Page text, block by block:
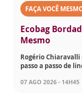
FAÇA VOCÊ
Ecobag
Mesmo
Rogério
passo a passo de
07 AGO 2026 - 14H45